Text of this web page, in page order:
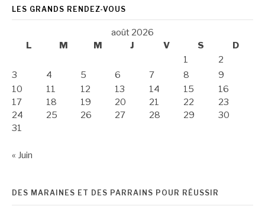
LES GRANDS RENDEZ-VOUS
août 2026
L
M M J V S
D
1
2
3
4 5 6 7 8
9
10
11 12 13 14 15
16
17
18 19 20 21 22
23
24
25 26 27 28 29
30
31
« Juin
DES MARAINES ET DES PARRAINS POUR RÉUSSIR